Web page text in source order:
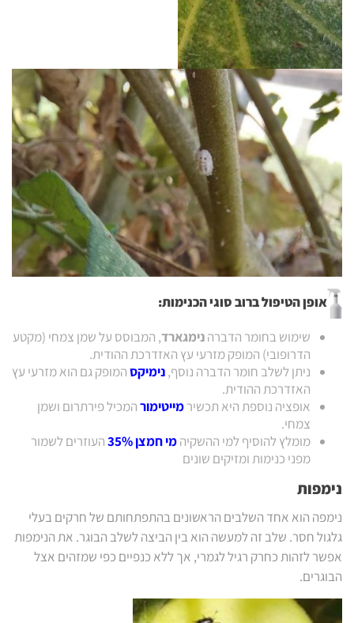
אופן הטיפול ברוב סוגי הכנימות:
שימוש בחומר הדברהנימגארד, המבוסס על שמן צמחי (מקטע
הדרופובי) המופק מזרעי עץ האזדרכת ההודית.
ניתן לשלב חומר הדברה נוסף,נימיקסהמופק גם הוא מזרעי עץ
האזדרכת ההודית.
אופציה נוספת היא תכשירמייטימורהמכיל פירתרום ושמן
צמחי.
מומלץ להוסיף למי ההשקיהמי חמצן 35%
העוזרים לשמור
מפני כנימות ומזיקים שונים
נימפות
נימפה הוא אחד השלבים הראשונים בהתפתחותם של חרקים בעלי
גלגול חסר. שלב זה למעשה הוא בין הביצה לשלב הבוגר. את הנימפות
אפשר לזהות כחרק רגיל לגמרי, אך ללא כנפיים כפי שמזהים אצל
הבוגרים.